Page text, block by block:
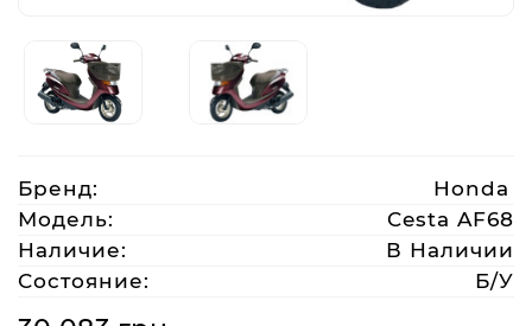
(063)
212
08
76
Бренд:
Honda
Модель:
Cesta AF68
Наличие:
В Наличии
Состояние:
Б/У